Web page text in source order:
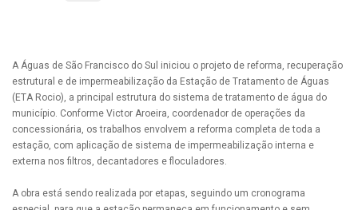
A Águas de São Francisco do Sul iniciou o projeto de reforma, recuperação
estrutural e de impermeabilização da Estação de Tratamento de Águas
(ETA Rocio), a principal estrutura do sistema de tratamento de água do
município. Conforme Victor Aroeira, coordenador de operações da
concessionária, os trabalhos envolvem a reforma completa de toda a
estação, com aplicação de sistema de impermeabilização interna e
externa nos filtros, decantadores e floculadores.
A obra está sendo realizada por etapas, seguindo um cronograma